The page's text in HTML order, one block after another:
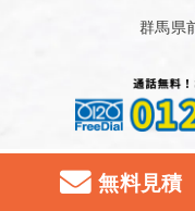
無料見積
群馬県